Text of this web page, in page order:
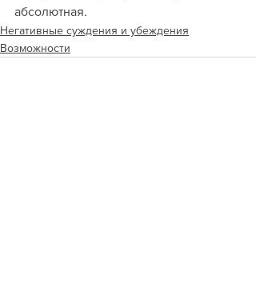
абсолютная.
Негативные суждения и убеждения
Возможности